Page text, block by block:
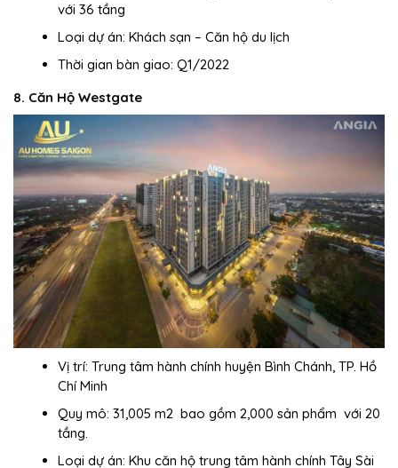
với 36 tầng
Loại dự án: Khách sạn – Căn hộ du lịch
Thời gian bàn giao: Q1/2022
8. Căn Hộ Westgate
Vị trí: Trung tâm hành chính huyện Bình Chánh, TP. Hồ
Chí Minh
Quy mô: 31,005 m2 bao gồm 2,000 sản phẩm với 20
tầng.
Loại dự án: Khu căn hộ trung tâm hành chính Tây Sài